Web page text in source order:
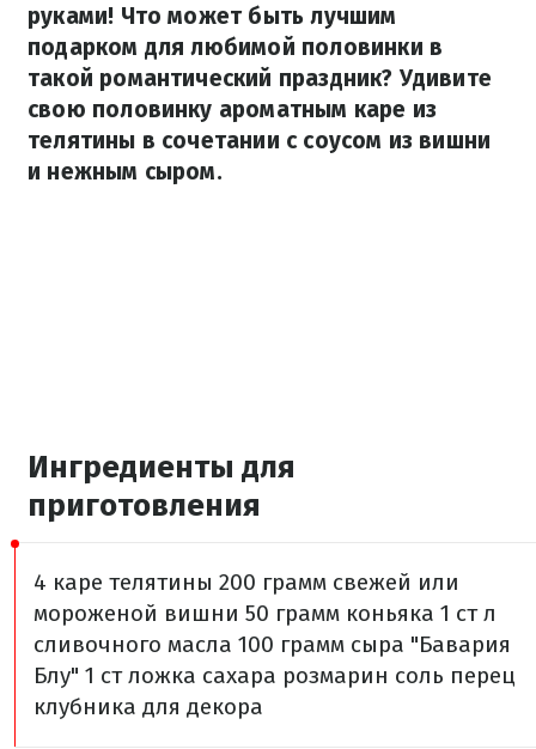
руками! Что может быть лучшим
подарком для любимой половинки в
такой романтический праздник? Удивите
свою половинку ароматным каре из
телятины в сочетании с соусом из вишни
и нежным сыром.
Ингредиенты для
приготовления
4 каре телятины 200 грамм свежей или
мороженой вишни 50 грамм коньяка 1 ст л
сливочного масла 100 грамм сыра "Бавария
Блу" 1 ст ложка сахара розмарин соль перец
клубника для декора